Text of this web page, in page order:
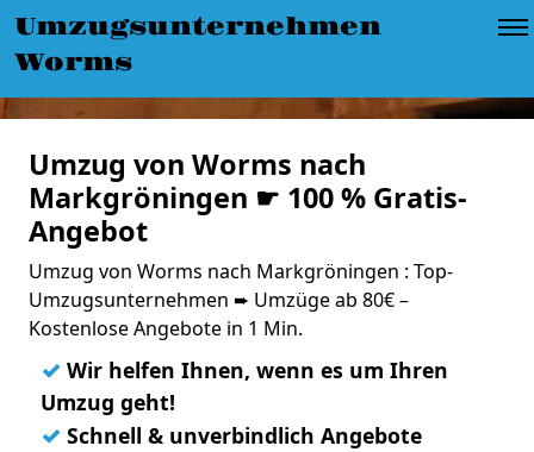
Umzugsunternehmen
Worms
Umzug von Worms nach
Markgröningen ☛ 100 % Gratis-
Angebot
Umzug von Worms nach Markgröningen : Top-
Umzugsunternehmen ➨ Umzüge ab 80€ –
Kostenlose Angebote in 1 Min.
✓ Wir helfen Ihnen, wenn es um Ihren
Umzug geht!
✓ Schnell & unverbindlich Angebote